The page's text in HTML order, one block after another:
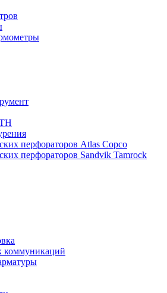
перфораторов Atlas Copco
перфораторов Sandvik Tamrock
коммуникаций